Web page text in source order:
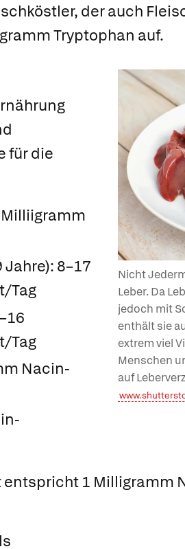
der auch
Tryptophan auf.
Nicht
Leber. Da
jedoch mit
enthält sie
extrem viel
Menschen
auf
für die
Milliigramm
8–17
Tag
Tag
Nacin-
1 Milligramm